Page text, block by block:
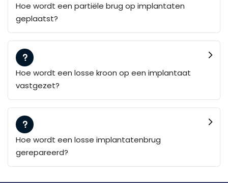
Hoe wordt een partiële brug op implantaten
geplaatst?
Hoe wordt een losse kroon op een implantaat
vastgezet?
Hoe wordt een losse implantatenbrug
gerepareerd?